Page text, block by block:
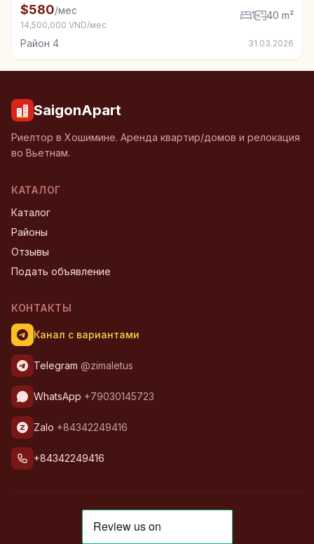
Квартира в аренду в Район 4, 1 спал., 40 m²
$580/мес
14,500,000 VND/мес
1 40 m²
Район 4 31.03.2026
SaigonApart
Риелтор в Хошимине. Аренда квартир/домов и релокация
во Вьетнам.
КАТАЛОГ
Каталог
Районы
Отзывы
Подать объявление
КОНТАКТЫ
Канал с вариантами
Telegram @zimaletus
WhatsApp +79030145723
Zalo +84342249416
+84342249416